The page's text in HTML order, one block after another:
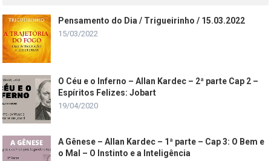
Pensamento do Dia / Trigueirinho / 15.03.2022
15/03/2022
O Céu e o Inferno – Allan Kardec – 2ª parte Cap 2 –
Espíritos Felizes: Jobart
19/04/2020
A Gênese – Allan Kardec – 1ª parte – Cap 3: O Bem e
o Mal – O Instinto e a Inteligência